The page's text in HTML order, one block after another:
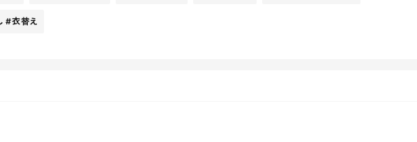
に行くけど、今日は徒歩10分程のちょっと大きめの公園に行こうよ。これも立
#衣替え